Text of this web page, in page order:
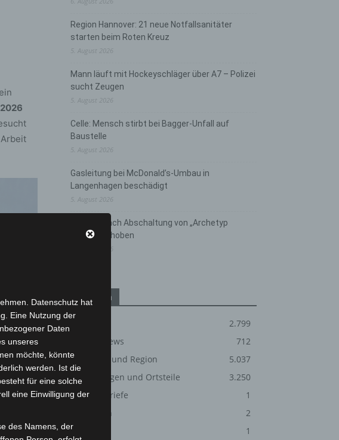
Region Hannover: 21 neue Notfallsanitäter
starten beim Roten Kreuz
5. August 2026
Mann läuft mit Hockeyschläger über A7 – Polizei
sucht Zeugen
5. August 2026
Celle: Mensch stirbt bei Bagger-Unfall auf
Baustelle
5. August 2026
Gasleitung bei McDonald’s-Umbau in
Langenhagen beschädigt
5. August 2026
Anklage nach Abschaltung von „Archetyp
Market“ erhoben
Kategorien
2.799
Corona-News
712
Hannover und Region
5.037
Langenhagen und Ortsteile
3.250
Leserbriefe
1
Menschen
2
Über uns
1
Datenschutz hat
Eine Nutzung der
Daten
unseres
möchte, könnte
werden. Ist die
für eine solche
eine Einwilligung der
des Namens, der